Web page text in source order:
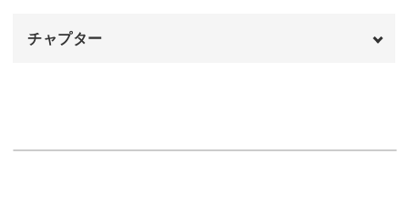
する方法をたっぷりとレクチャーしていきます。
チャプター